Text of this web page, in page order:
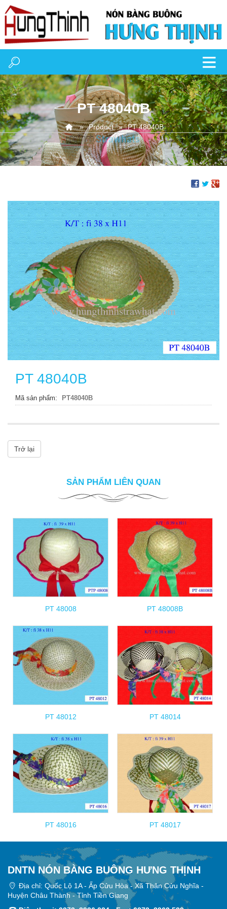
PT 48040B
Product PT 48040B
PT 48040B
Mã sản phẩm PT48040B
Trở lại
SẢN PHẨM LIÊN QUAN
PT 48008 PT 48008B
PT 48012 PT 48014
PT 48016 PT 48017
DNTN NÓN BÀNG BUÔNG HƯNG THỊNH
Địa chỉ: Quốc Lộ 1A - Ấp Cửu Hòa - Xã Thân Cửu Nghĩa -
Huyện Châu Thành - Tỉnh Tiền Giang